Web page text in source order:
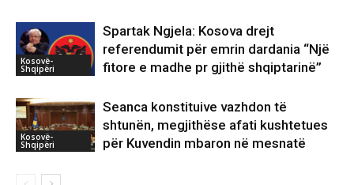
Kosovë-
Shqipëri
Spartak Ngjela: Kosova drejt
referendumit për emrin dardania “Një
fitore e madhe pr gjithë shqiptarinë”
Kosovë-
Shqipëri
Seanca konstituive vazhdon të
shtunën, megjithëse afati kushtetues
për Kuvendin mbaron në mesnatë